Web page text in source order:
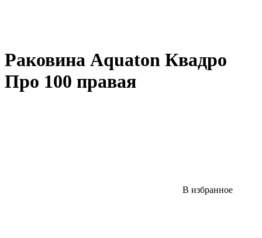
Раковина Aquaton Квадро
Про 100 правая
В избранное